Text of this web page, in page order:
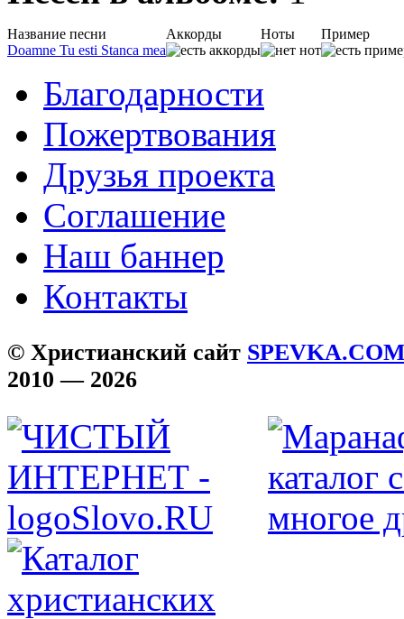
Название песни Аккорды Ноты
Пример
Doamne Tu esti Stanca mea
Благодарности
Пожертвования
Друзья проекта
Соглашение
Наш баннер
Контакты
© Христианский сайт
2010 — 2026